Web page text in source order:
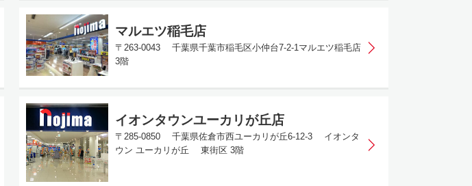
マルエツ稲毛店
〒263-0043 千葉県千葉市稲毛区小仲台7-2-1マルエツ稲毛店
3階
イオンタウンユーカリが丘店
〒285-0850 千葉県佐倉市西ユーカリが丘6-12-3 イオンタ
ウン ユーカリが丘 東街区 3階